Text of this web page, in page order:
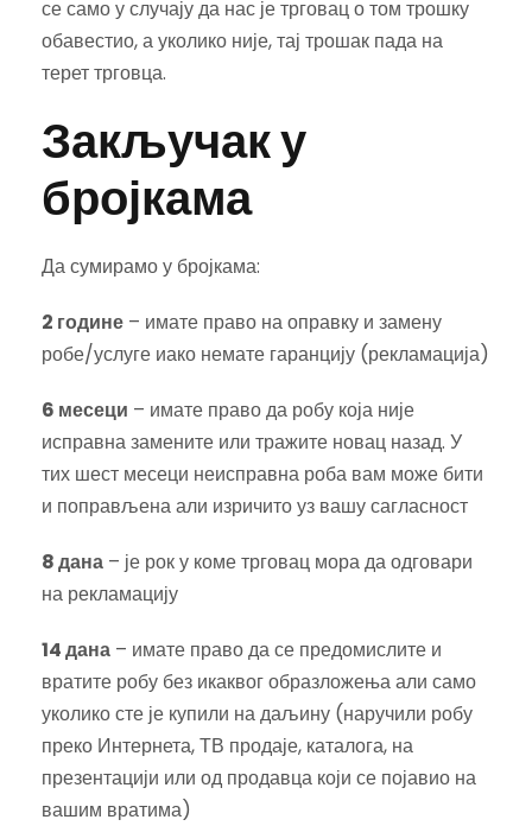
се само у случају да нас је трговац о том трошку
обавестио, а уколико није, тај трошак пада на
терет трговца.
Закључак у
бројкама
Да сумирамо у бројкама:
2 године – имате право на оправку и замену
робе/услуге иако немате гаранцију (рекламација)
6 месеци – имате право да робу која није
исправна замените или тражите новац назад. У
тих шест месеци неисправна роба вам може бити
и поправљена али изричито уз вашу сагласност
8 дана – је рок у коме трговац мора да одговари
на рекламацију
14 дана – имате право да се предомислите и
вратите робу без икаквог образложења али само
уколико сте је купили на даљину (наручили робу
преко Интернета, ТВ продаје, каталога, на
презентацији или од продавца који се појавио на
вашим вратима)